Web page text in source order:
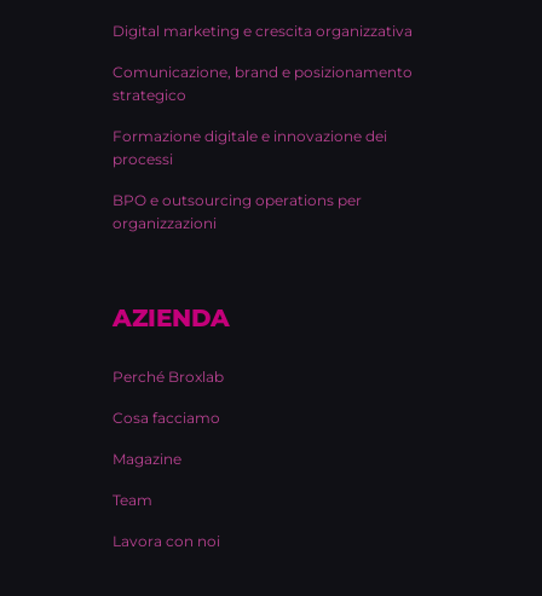
Digital marketing e crescita organizzativa
Comunicazione, brand e posizionamento
strategico
Formazione digitale e innovazione dei
processi
BPO e outsourcing operations per
organizzazioni
AZIENDA
Perché Broxlab
Cosa facciamo
Magazine
Team
Lavora con noi